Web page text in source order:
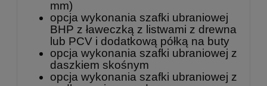
mm)
opcja wykonania szafki ubraniowej
BHP z ławeczką z listwami z drewna
lub PCV i dodatkową półką na buty
opcja wykonania szafki ubraniowej z
daszkiem skośnym
opcja wykonania szafki ubraniowej z